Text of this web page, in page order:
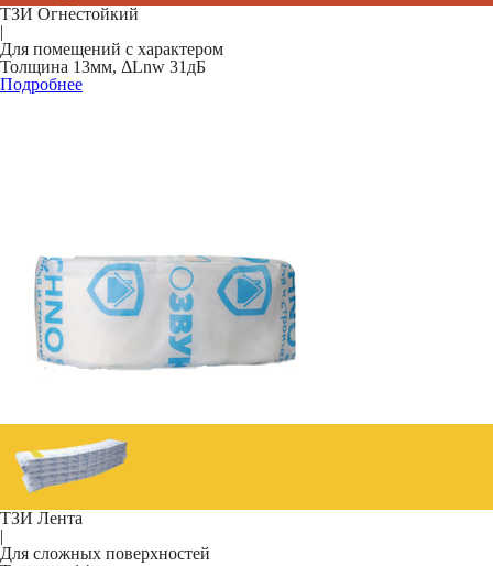
ТЗИ Огнестойкий
|
Для помещений с характером
Толщина 13мм, ΔLnw 31дБ
Подробнее
ТЗИ Лента
|
Для сложных поверхностей